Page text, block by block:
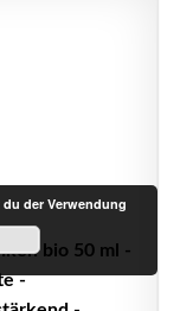
bio 50 ml -
-
der Verwendung